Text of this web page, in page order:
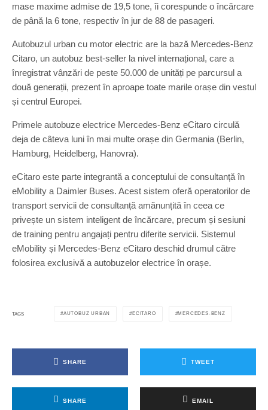
mase maxime admise de 19,5 tone, îi corespunde o încărcare
de până la 6 tone, respectiv în jur de 88 de pasageri.
Autobuzul urban cu motor electric are la bază Mercedes-Benz
Citaro, un autobuz best-seller la nivel internațional, care a
înregistrat vânzări de peste 50.000 de unități pe parcursul a
două generații, prezent în aproape toate marile orașe din vestul
și centrul Europei.
Primele autobuze electrice Mercedes-Benz eCitaro circulă
deja de câteva luni în mai multe orașe din Germania (Berlin,
Hamburg, Heidelberg, Hanovra).
eCitaro este parte integrantă a conceptului de consultanță în
eMobility a Daimler Buses. Acest sistem oferă operatorilor de
transport servicii de consultanță amănunțită în ceea ce
privește un sistem inteligent de încărcare, precum și sesiuni
de training pentru angajați pentru diferite servicii. Sistemul
eMobility și Mercedes-Benz eCitaro deschid drumul către
folosirea exclusivă a autobuzelor electrice în orașe.
TAGS AUTOBUZ URBAN ECITARO MERCEDES-BENZ
SHARE TWEET
SHARE EMAIL